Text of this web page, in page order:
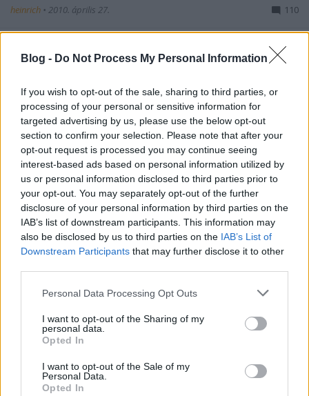
Blog - Do Not Process My Personal Information
If you wish to opt-out of the sale, sharing to third parties, or
processing of your personal or sensitive information for
targeted advertising by us, please use the below opt-out
section to confirm your selection. Please note that after your
opt-out request is processed you may continue seeing
interest-based ads based on personal information utilized by
us or personal information disclosed to third parties prior to
your opt-out. You may separately opt-out of the further
disclosure of your personal information by third parties on the
IAB’s list of downstream participants. This information may
also be disclosed by us to third parties on the IAB’s List of
Downstream Participants that may further disclose it to other
Please note that this website/app uses one or more Google
not limited to your visit or usage behaviour. You may click to
grant or deny consent to Google and its third-party tags to
use your data for below specified purposes in below Google
consent section.
Personal Data Processing Opt Outs
I want to opt-out of the Sharing of my
personal data.
Opted In
I want to opt-out of the Sale of my
Personal Data.
Opted In
heinrich • 2010. április 27. 110
Hősünk 28 kép után felébred a kórházban, de senkit
sem talál a kórteremben. Üres a folyosó, üres az
Elhagyott buszok, elhagyott utcák, elhagyott házak
várják. Rorschach nem ért semmit, magányosan,
rémülten ténfereg a…
Dél-Afrika 2010 - B csoport
Garcia bőrmester•